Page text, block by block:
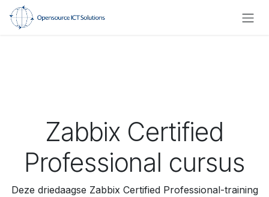
Overslaan naar inhoud
Zabbix Certified
Professional cursus
Deze driedaagse Zabbix Certified Professional-training